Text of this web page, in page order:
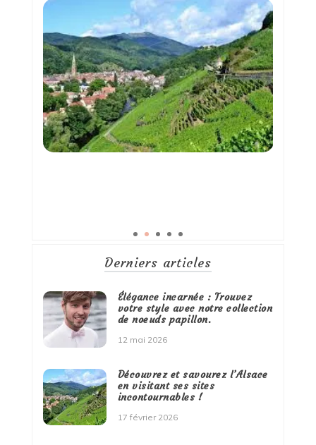
Derniers articles
Élégance incarnée : Trouvez
votre style avec notre collection
de noeuds papillon.
12 mai 2026
Découvrez et savourez l’Alsace
en visitant ses sites
incontournables !
17 février 2026